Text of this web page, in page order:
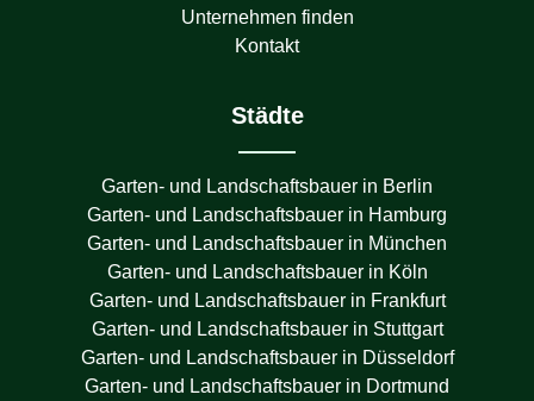
Unternehmen finden
Kontakt
Städte
Garten- und Landschaftsbauer in Berlin
Garten- und Landschaftsbauer in Hamburg
Garten- und Landschaftsbauer in München
Garten- und Landschaftsbauer in Köln
Garten- und Landschaftsbauer in Frankfurt
Garten- und Landschaftsbauer in Stuttgart
Garten- und Landschaftsbauer in Düsseldorf
Garten- und Landschaftsbauer in Dortmund